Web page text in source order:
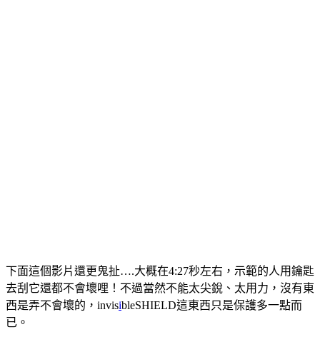
下面這個影片還更鬼扯….大概在4:27秒左右，示範的人用鑰匙
去刮它還都不會壞哩！不過當然不能太尖銳、太用力，沒有東
西是弄不會壞的，invisibleSHIELD這東西只是保護多一點而
已。